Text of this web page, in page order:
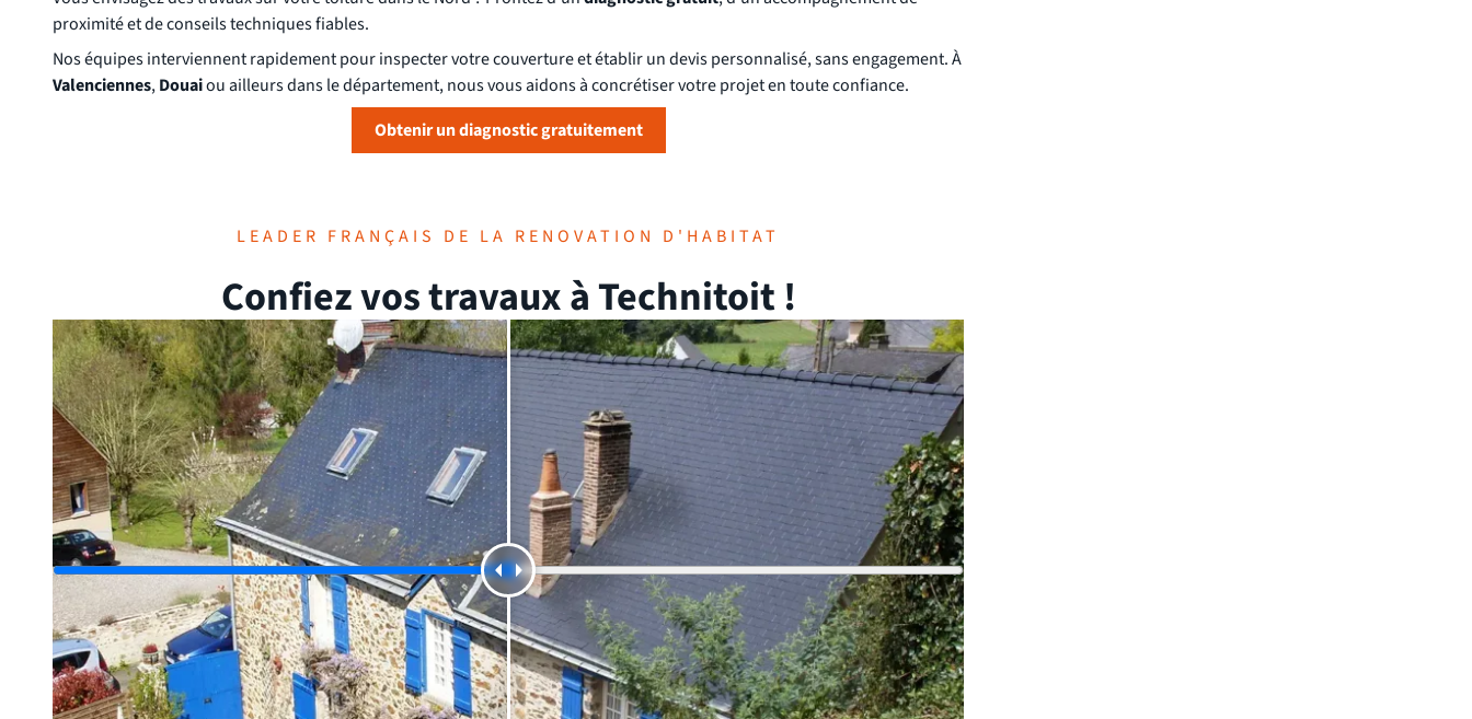
proximité et de conseils techniques fiables.
Nos équipes interviennent rapidement pour inspecter votre couverture et établir un devis personnalisé, sans engagement. À
Valenciennes,Douaiou ailleurs dans le département, nous vous aidons à concrétiser votre projet en toute confiance.
Obtenir un diagnostic gratuitement
LEADER FRANÇAIS DE LA RENOVATION D'HABITAT
Confiez vos travaux à Technitoit !